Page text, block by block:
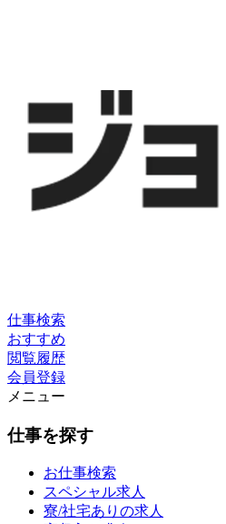
仕事検索
おすすめ
閲覧履歴
会員登録
メニュー
仕事を探す
お仕事検索
スペシャル求人
寮/社宅ありの求人